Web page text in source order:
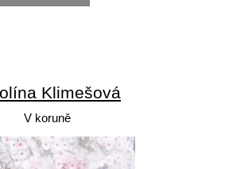
Klimešová
V koruně